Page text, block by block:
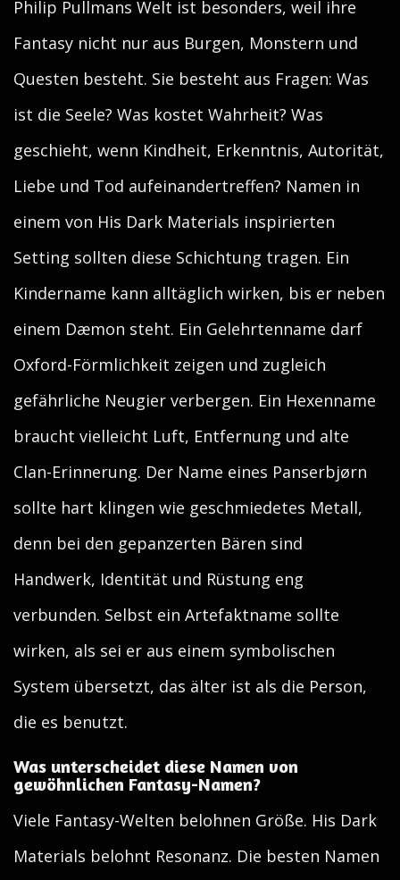
Philip Pullmans Welt ist besonders, weil ihre
Fantasy nicht nur aus Burgen, Monstern und
Questen besteht. Sie besteht aus Fragen: Was
ist die Seele? Was kostet Wahrheit? Was
geschieht, wenn Kindheit, Erkenntnis, Autorität,
Liebe und Tod aufeinandertreffen? Namen in
einem von His Dark Materials inspirierten
Setting sollten diese Schichtung tragen. Ein
Kindername kann alltäglich wirken, bis er neben
einem Dæmon steht. Ein Gelehrtenname darf
Oxford-Förmlichkeit zeigen und zugleich
gefährliche Neugier verbergen. Ein Hexenname
braucht vielleicht Luft, Entfernung und alte
Clan-Erinnerung. Der Name eines Panserbjørn
sollte hart klingen wie geschmiedetes Metall,
denn bei den gepanzerten Bären sind
Handwerk, Identität und Rüstung eng
verbunden. Selbst ein Artefaktname sollte
wirken, als sei er aus einem symbolischen
System übersetzt, das älter ist als die Person,
die es benutzt.
Was unterscheidet diese Namen von
gewöhnlichen Fantasy-Namen?
Viele Fantasy-Welten belohnen Größe. His Dark
Materials belohnt Resonanz. Die besten Namen